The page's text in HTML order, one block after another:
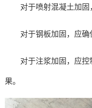
对于喷射混凝土加固
对于钢板加固，应确
对于注浆加固，应控
果。